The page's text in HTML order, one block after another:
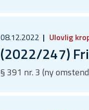
08.12.2022 Ulovlig
(2022/247)
§ 391 nr. 3 (ny